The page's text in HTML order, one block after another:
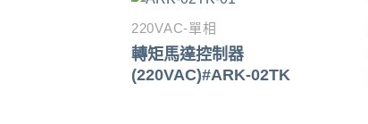
220VAC-單相
轉矩馬達控制器
(220VAC)#ARK-02TK